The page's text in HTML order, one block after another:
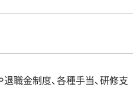
職金制度、各種手当、研修支